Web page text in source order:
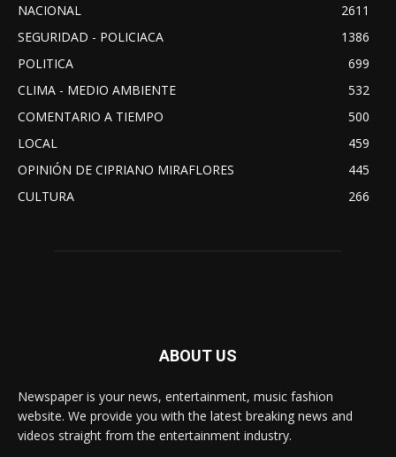
NACIONAL
2611
SEGURIDAD - POLICIACA
1386
POLITICA
699
CLIMA - MEDIO AMBIENTE
532
COMENTARIO A TIEMPO
500
LOCAL
459
OPINIÓN DE CIPRIANO MIRAFLORES
445
CULTURA
266
ABOUT US
Newspaper is your news, entertainment, music fashion
website. We provide you with the latest breaking news and
videos straight from the entertainment industry.